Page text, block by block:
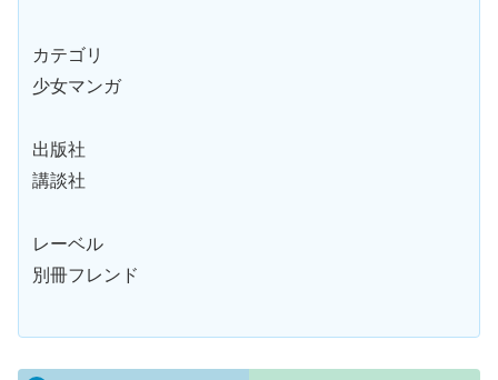
カテゴリ
少女マンガ
出版社
講談社
レーベル
別冊フレンド